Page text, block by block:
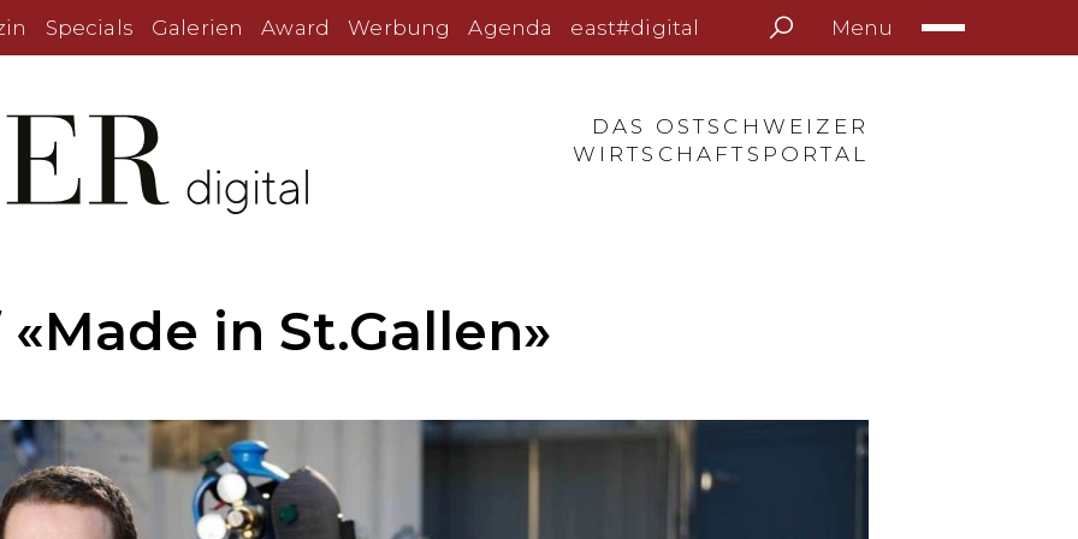
Specials Galerien Award Werbung Agenda east#digital Menu
DAS OSTSCHWEIZER
WIRTSCHAFTSPORTAL
in St.Gallen»